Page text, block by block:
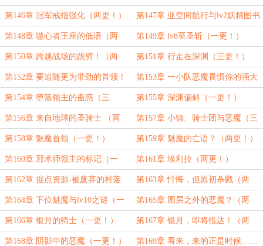
第146章 冠军戒指强化（两更！） 第147章 亚空间航行与lv2妖精图书
馆（一更！）
第148章 噬心者王座的低语（两
更！）
第149章 lv8至圣斩（一更！）
第150章 跨越战场的跳劈！（两
更！）
第151章 行走在深渊（三更！）
第152章 要追随更为带劲的首领！
（一更！）
第153章 一小队恶魔畏惧你的强大
武力……（两更！）
第154章 堕落领主的蛊惑（三
更！）
第155章 深渊偏斜（一更！）
第156章 来自地球的圣骑士 （两
更！）
第157章 小镇、骑士团与恶魔（三
更！）
第158章 魅魔首领（一更！） 第159章 魅魔的亡语？（两更！）
第160章 邪术师领主的标记（一
更！）
第161章 埃利拉（两更！）
第162章 据点资源-被废弃的村落
（一更！）
第163章 忏悔，但原初杀戮（两
更！）
第164章 下位魅魔与lv10之谜（一
更！）
第165章 图层之外的恶魔？（两
更！）
第166章 银月的骑士（一更！） 第167章 银月，即将抵达！（两
更！）
第168章 阴影中的恶魔（一更！） 第169章 看来，来的正是时候……